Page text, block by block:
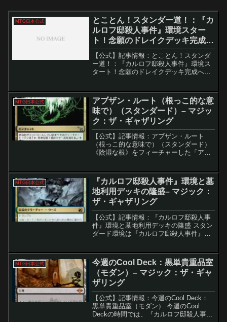
MTG日本公式
とことん！スタンダー道！：『カ
ルロフ邸殺人事件』環境スター
ト！念願のドレイクデッキ完成へ
（スタンダード） – マジック：
ザ・ギャザリング
【公式】記事情報：とことん！スタンダ
ー道！：『カルロフ邸殺人事件』環境ス
タート！念願のドレイクデッキ完成へ
カードが2024年2月9日に発売され、この
セットをオンラ...
MTG日本公式
アブザン・ルート（根っこ的な意
味で）（スタンダード）– マジッ
ク：ザ・ギャザリング
【公式】記事情報：アブザン・ルート
（根っこ的な意味で）（スタンダード）
《陰湿な根》をフィーチャーした「アブ
物トークンを生成し、その全てに＋1/＋1
カウンターを乗せる能...
MTG日本公式
『カルロフ邸殺人事件』環境と墓
地利用デッキの隆盛– マジック：
ザ・ギャザリング
【公式】記事情報：『カルロフ邸殺人事
件』環境と墓地利用デッキの隆盛 スタン
ダード環境は『カルロフ邸殺人事件』の
たな楽しみを提供しています。今回は、
ジャパンスタンダードカ...
MTG日本公式
今週のCool Deck：黒単貴重品室
（モダン）– マジック：ザ・ギャ
ザリング
【公式】記事情報：今週のCool Deck：
黒単貴重品室（モダン） 今週のCool
Deckの時間では、『カルロフ邸殺人事